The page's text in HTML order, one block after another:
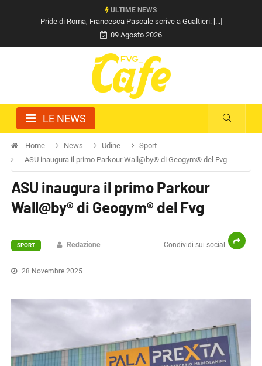
ULTIME NEWS
Pride di Roma, Francesca Pascale scrive a Gualtieri: [...]
09 Agosto 2026
LE NEWS
Home News Udine
Sport
ASU inaugura il primo Parkour Wall@by® di Geogym® del Fvg
ASU inaugura il primo Parkour
Wall@by® di Geogym® del Fvg
Condividi sui social
SPORT Redazione
28 Novembre 2025